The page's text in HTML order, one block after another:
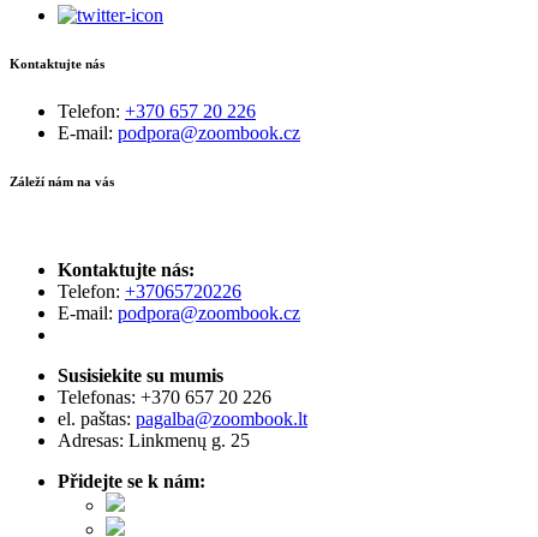
Kontaktujte nás
Telefon: +370 657 20 226
E-mail: podpora@zoombook.cz
Záleží nám na vás
Kontaktujte nás:
Telefon: +37065720226
E-mail: podpora@zoombook.cz
Susisiekite su mumis
Telefonas: +370 657 20 226
el. paštas: pagalba@zoombook.lt
Adresas: Linkmenų g. 25
Přidejte se k nám: